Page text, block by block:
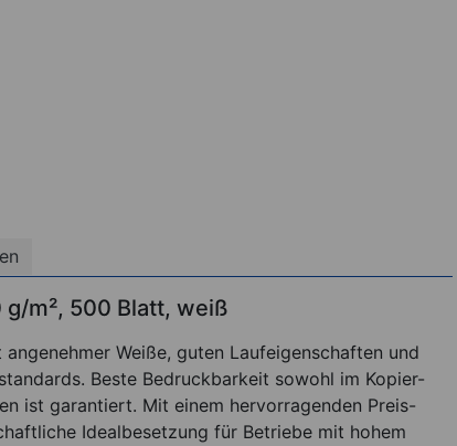
g/m², 500 Blatt, weiß
Weiße, guten Laufeigenschaften und
Beste Bedruckbarkeit sowohl im Kopier-
ist garantiert. Mit einem hervorragenden Preis-
Idealbesetzung für Betriebe mit hohem